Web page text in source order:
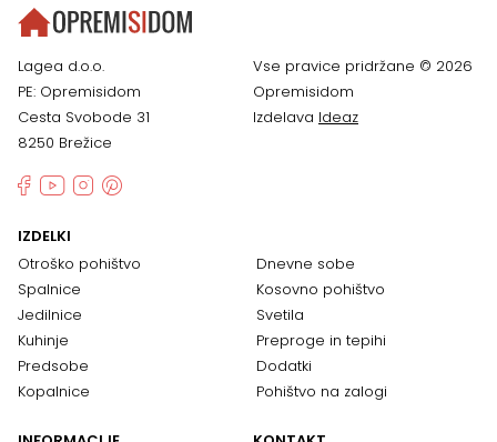
Lagea d.o.o.
PE: Opremisidom
Cesta Svobode 31
8250 Brežice
Vse pravice pridržane © 2026
Opremisidom
Izdelava Ideaz
IZDELKI
Otroško pohištvo
Spalnice
Jedilnice
Kuhinje
Predsobe
Kopalnice
Dnevne sobe
Kosovno pohištvo
Svetila
Preproge in tepihi
Dodatki
Pohištvo na zalogi